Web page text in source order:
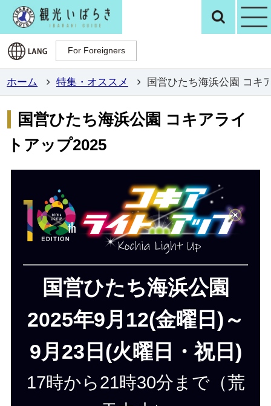
観光いばらき検
For Foreigners
For Foreigners
ホーム 特集・オススメ 国営ひたち海浜公園 コキ
国営ひたち海浜公園 コキアライ
トアップ2025
国営ひたち海浜公園
2025年9月12(金曜日)～
9月23日(火曜日・祝日)
17時から21時30分まで（荒